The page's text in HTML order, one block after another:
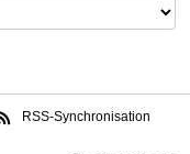
RSS-Synchronisation